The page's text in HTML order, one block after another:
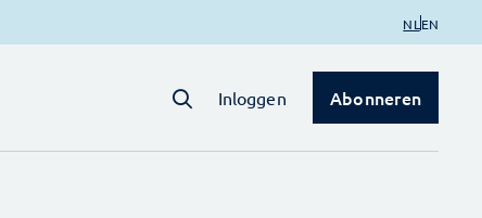
NL EN
Inloggen Abonneren